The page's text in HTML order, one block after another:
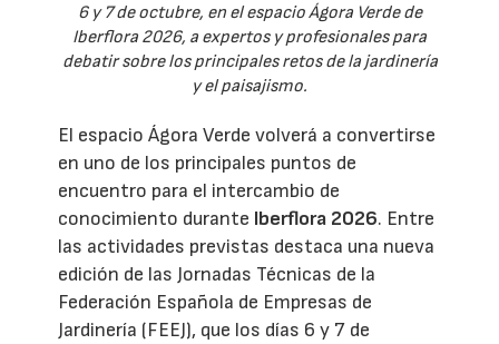
6 y 7 de octubre, en el espacio Ágora Verde de
Iberflora 2026, a expertos y profesionales para
debatir sobre los principales retos de la jardinería
y el paisajismo.
El espacio Ágora Verde volverá a convertirse
en uno de los principales puntos de
encuentro para el intercambio de
conocimiento durante Iberflora 2026. Entre
las actividades previstas destaca una nueva
edición de las Jornadas Técnicas de la
Federación Española de Empresas de
Jardinería (FEEJ), que los días 6 y 7 de